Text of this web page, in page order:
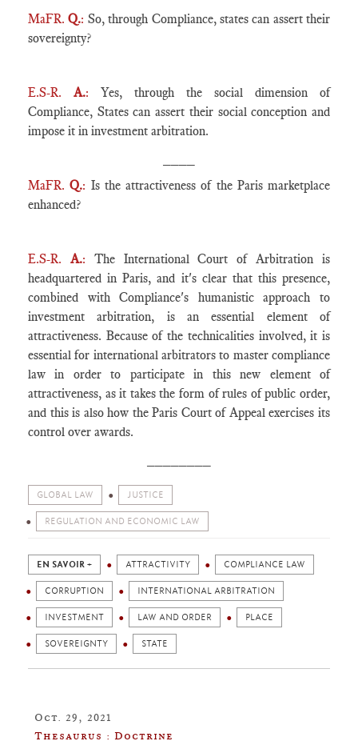
MaFR.Q.: So, through Compliance, states can assert their
sovereignty?
E.S-R. A.:
Yes, through the social dimension of
Compliance, States can assert their social conception and
impose it in investment arbitration.
MaFR.Q.: Is the attractiveness of the Paris marketplace
enhanced?
E.S-R. A.: The International Court of Arbitration is
headquartered in Paris, and it's clear that this presence,
combined with Compliance's humanistic approach to
investment arbitration, is an essential element of
attractiveness. Because of the technicalities involved, it is
essential for international arbitrators to master compliance
law in order to participate in this new element of
attractiveness, as it takes the form of rules of public order,
and this is also how the Paris Court of Appeal exercises its
control over awards.
GLOBAL LAW JUSTICE
REGULATION AND ECONOMIC LAW
EN SAVOIR + ATTRACTIVITY COMPLIANCE LAW
CORRUPTION INTERNATIONAL ARBITRATION
INVESTMENT LAW AND ORDER PLACE
SOVEREIGNTY STATE
Oct. 29, 2021
Thesaurus : Doctrine